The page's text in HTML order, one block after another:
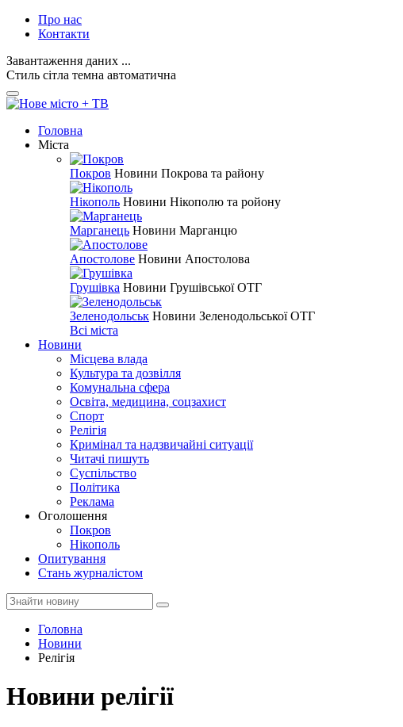
Про нас
Контакти
Завантаження даних ...
Стиль сітла темна автоматична
Головна
Міста
Покров Новини Покрова та району
Нікополь Новини Нікополю та ройону
Марганець Новини Марганцю
Апостолове Новини Апостолова
Грушівка Новини Грушівської ОТГ
Зеленодольськ Новини Зеленодольської ОТГ
Всі міста
Новини
Місцева влада
Культура та дозвілля
Комунальна сфера
Освіта, медицина, соцзахист
Спорт
Релігія
Кримінал та надзвичайні ситуації
Читачі пишуть
Суспільство
Політика
Реклама
Оголошення
Покров
Нікополь
Опитування
Стань журналістом
Головна
Новини
Релігія
Новини релігії